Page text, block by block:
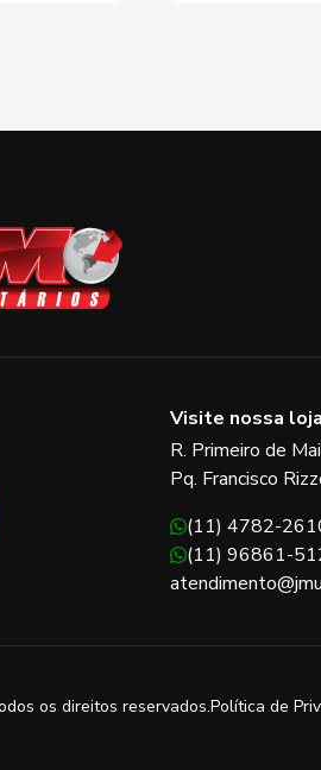
Visite nossa loja
R. Primeiro de
Pq. Francisco
(11) 4782-
(11) 96861-
os direitos reservados.Política de